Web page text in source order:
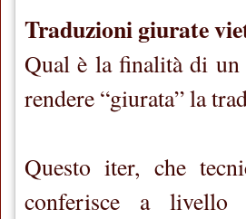
Traduzioni giurate
Qual è la finalità di un
rendere “giurata” la
Questo iter, che
conferisce a livello